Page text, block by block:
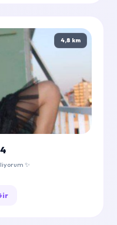
4,8 km
✨